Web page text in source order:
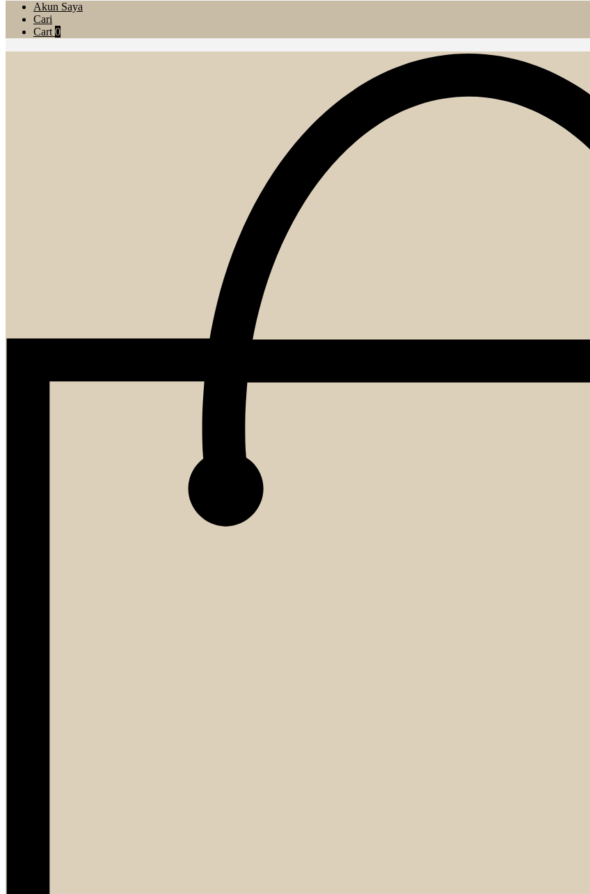
Akun Saya
Cari
Cart 0